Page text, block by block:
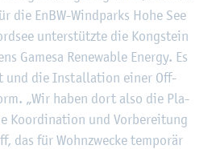
die EnBW-Wind­parks Hohe See
un­ter­stütz­te die Kong­stein
Ga­me­sa Re­ne­wa­ble En­er­gy. Es
und die In­stal­la­ti­on einer Off­
„Wir haben dort also die Pla­
Ko­or­di­na­ti­on und Vor­be­rei­tung
das für Wohn­zwe­cke tem­po­rär